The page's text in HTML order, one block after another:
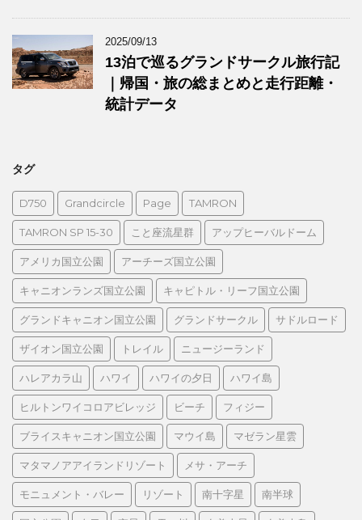
2025/09/13
13泊で巡るグランドサークル旅行記
｜帰国・旅の総まとめと走行距離・
統計データ
タグ
D750 Grandcircle Page TAMRON
TAMRON SP 15-30 こと座流星群 アップヒーバルドーム
アメリカ国立公園 アーチーズ国立公園
キャニオンランズ国立公園 キャピトル・リーフ国立公園
グランドキャニオン国立公園 グランドサークル サドルロード
ザイオン国立公園 トレイル ニュージーランド
ハレアカラ山 ハワイ ハワイの夕日 ハワイ島
ヒルトンワイコロアビレッジ ビーチ フィジー
ブライスキャニオン国立公園 マウイ島 マゼラン星雲
マタマノアアイランドリゾート メサ・アーチ
モニュメント・バレー リゾート 南十字星 南半球